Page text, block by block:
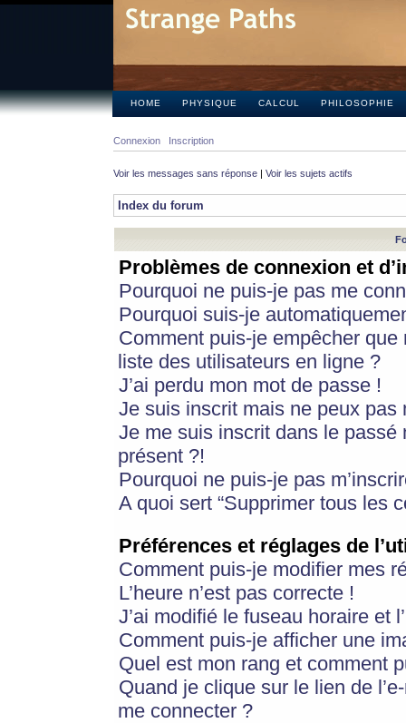
HOME PHYSIQUE CALCUL PHILOSOPHIE
Connexion Inscription
Voir les messages sans réponse | Voir les sujets actifs
Index du forum
Problèmes de connexion et
Pourquoi ne puis-je pas me
Pourquoi suis-je
Comment puis-je empêcher
liste des utilisateurs en ligne ?
J’ai perdu mon mot de passe !
Je suis inscrit mais ne peux pas
Je me suis inscrit dans le
présent ?!
Pourquoi ne puis-je pas
A quoi sert “Supprimer tous les
Préférences et réglages de
Comment puis-je modifier mes
L’heure n’est pas correcte !
J’ai modifié le fuseau horaire et
Comment puis-je afficher une
Quel est mon rang et comment
Quand je clique sur le lien de
me connecter ?